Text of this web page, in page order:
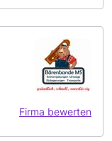
Firma bewerten